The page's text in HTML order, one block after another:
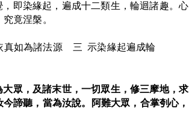
即染緣起，遍成十二類生，輪迴諸趣。心
竟涅槃。
真如為諸法源 三 示染緣起遍成輪
眾，及諸末世，一切眾生，修三摩地，求
諦聽，當為汝說。阿難大眾，合掌刳心，